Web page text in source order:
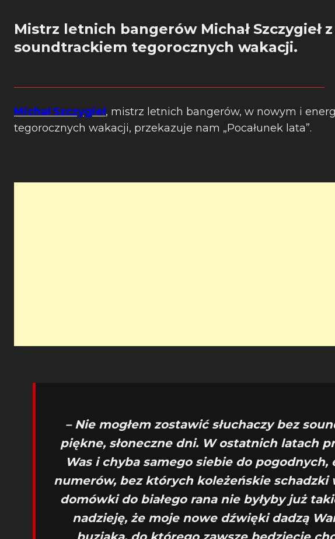
Mistrz letnich bangerów Michał Szczygieł
soundtrackiem tegorocznych wakacji.
Michał Szczygieł, mistrz letnich bangerów, w nowym i
tegorocznych wakacji, przekazuje nam „Pocałunek lata”.
– Nie mogłem zostawić słuchaczy bez
piękne, słoneczne dni. W ostatnich latach
Was i chyba samego siebie do pogodnych,
numerów, bez których koleżeńskie schadzki
domówki do białego rana nie byłyby już
nadzieję, że moje nowe dźwięki dadzą